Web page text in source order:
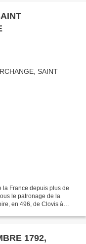
la France depuis plus de
le patronage de la
en 496, de Clovis à
1792,